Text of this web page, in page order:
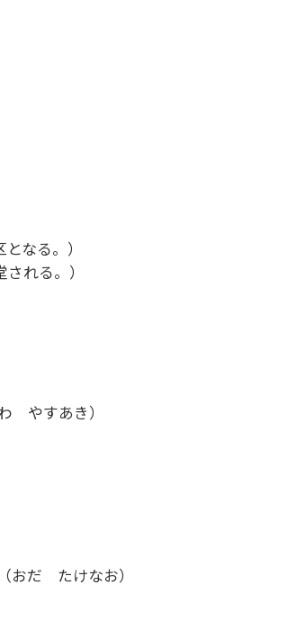
なる。）
れる。）
やすあき）
だ たけなお）